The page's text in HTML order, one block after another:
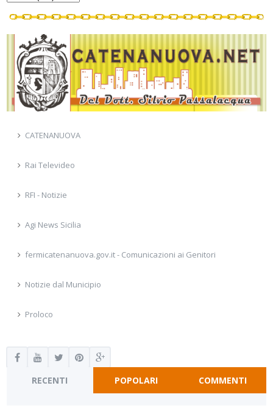
CATENANUOVA
Rai Televideo
RFI - Notizie
Agi News Sicilia
fermicatenanuova.gov.it - Comunicazioni ai Genitori
Notizie dal Municipio
Proloco
RECENTI POPOLARI COMMENTI